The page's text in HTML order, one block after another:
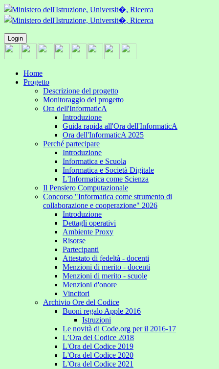
Login
Home
Progetto
Descrizione del progetto
Monitoraggio del progetto
Ora dell'InformaticA
Introduzione
Guida rapida all'Ora dell'InformaticA
Ora dell'InformaticA 2025
Perché partecipare
Introduzione
Informatica e Scuola
Informatica e Società Digitale
L'Informatica come Scienza
Il Pensiero Computazionale
Concorso "Informatica come strumento di
collaborazione e cooperazione" 2026
Introduzione
Dettagli operativi
Ambiente Proxy
Risorse
Partecipanti
Attestato di fedeltà - docenti
Menzioni di merito - docenti
Menzioni di merito - scuole
Menzioni d'onore
Vincitori
Archivio Ore del Codice
Buoni regalo Apple 2016
Istruzioni
Le novità di Code.org per il 2016-17
L’Ora del Codice 2018
L'Ora del Codice 2019
L'Ora del Codice 2020
L'Ora del Codice 2021